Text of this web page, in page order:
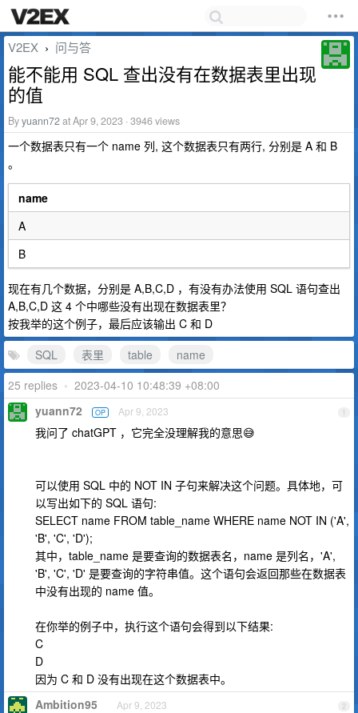
V2EX › 问与答
能不能用 SQL 查出没有在数据表里出现
的值
Byyuann72at Apr 9, 2023 · 3946 views
一个数据表只有一个 name 列, 这个数据表只有两行, 分别是 A 和 B
。
name
A
B
现在有几个数据，分别是 A,B,C,D ，有没有办法使用 SQL 语句查出
A,B,C,D 这 4 个中哪些没有出现在数据表里？
按我举的这个例子，最后应该输出 C 和 D
SQL
表里 table
name
25 replies • 2023-04-10 10:48:39 +08:00
1
yuann72 OP Apr 9, 2023
我问了 chatGPT ，它完全没理解我的意思😅
可以使用 SQL 中的 NOT IN 子句来解决这个问题。具体地，可
以写出如下的 SQL 语句:
SELECT name FROM table_name WHERE name NOT IN ('A',
'B', 'C', 'D');
其中，table_name 是要查询的数据表名，name 是列名，'A',
'B', 'C', 'D' 是要查询的字符串值。这个语句会返回那些在数据表
中没有出现的 name 值。
在你举的例子中，执行这个语句会得到以下结果:
C
D
因为 C 和 D 没有出现在这个数据表中。
2
Ambition95 Apr 9, 2023